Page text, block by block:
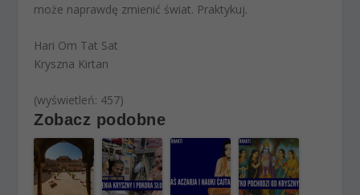
może naprawdę zmienić świat. Praktykuj.
Hari Om Tat Sat
Kryszna Kirtan
(wyświetleń: 457)
Zobacz podobne